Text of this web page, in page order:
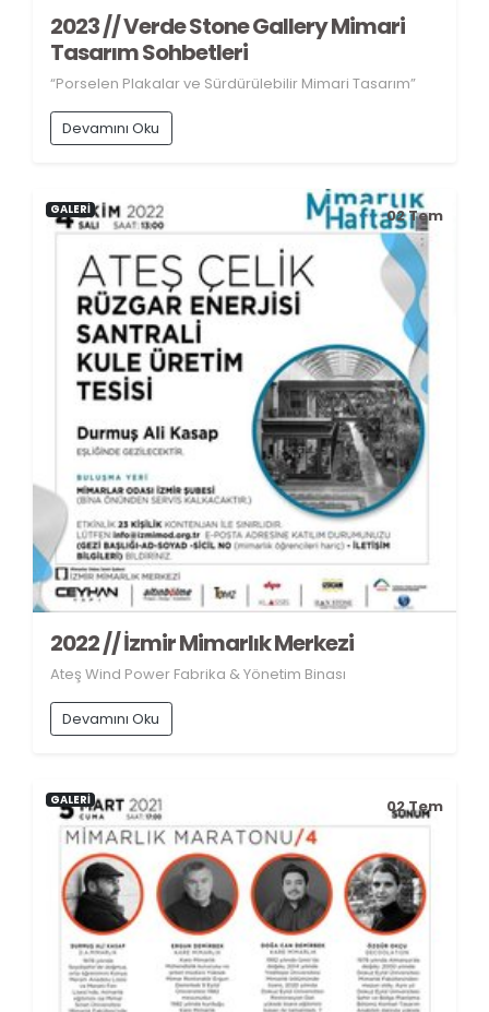
2023 // Verde Stone Gallery Mimari
Tasarım Sohbetleri
“Porselen Plakalar ve Sürdürülebilir Mimari Tasarım”
Devamını Oku
GALERİ 02Tem
2022 // İzmir Mimarlık Merkezi
Ateş Wind Power Fabrika & Yönetim Binası
Devamını Oku
GALERİ 02Tem